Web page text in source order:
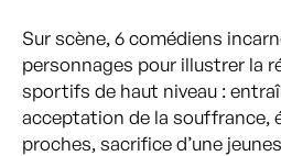
Sur scène, 6 comédiens
personnages pour illustrer la
sportifs de haut niveau :
acceptation de la souffrance,
proches, sacrifice d’une